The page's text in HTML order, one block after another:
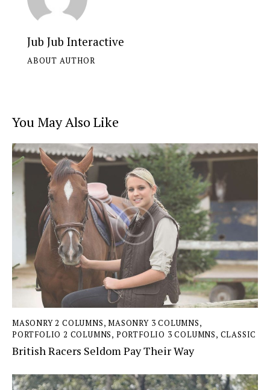
Jub Jub Interactive
ABOUT AUTHOR
You May Also Like
MASONRY 2 COLUMNS,MASONRY 3 COLUMNS,
PORTFOLIO 2 COLUMNS, PORTFOLIO 3 COLUMNS, СLASSIC
British Racers Seldom Pay Their Way